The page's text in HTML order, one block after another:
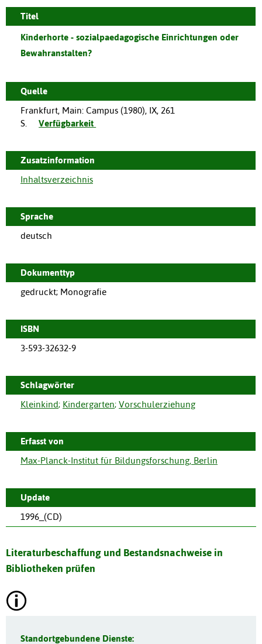
Titel
Kinderhorte - sozialpaedagogische Einrichtungen oder
Bewahranstalten?
Quelle
Frankfurt, Main: Campus (1980), IX, 261
S.
Verfügbarkeit
Zusatzinformation
Inhaltsverzeichnis
Sprache
deutsch
Dokumenttyp
gedruckt; Monografie
ISBN
3-593-32632-9
Schlagwörter
Kleinkind; Kindergarten; Vorschulerziehung
Erfasst von
Max-Planck-Institut für Bildungsforschung, Berlin
Update
1996_(CD)
Literaturbeschaffung und Bestandsnachweise in
Bibliotheken prüfen
Standortgebundene Dienste: